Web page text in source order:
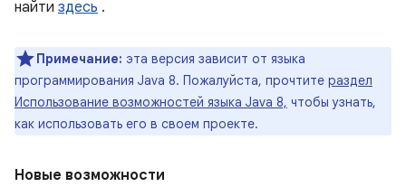
найти здесь .
Примечание: эта версия зависит от языка
программирования Java 8. Пожалуйста, прочтите раздел
Использование возможностей языка Java 8, чтобы узнать,
как использовать его в своем проекте.
Новые возможности